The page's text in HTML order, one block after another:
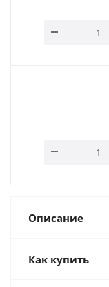
Описание
Как купить